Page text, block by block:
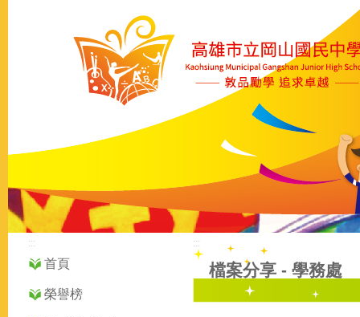
:::
首頁
榮譽榜
:::
檔案分享 - 學務處